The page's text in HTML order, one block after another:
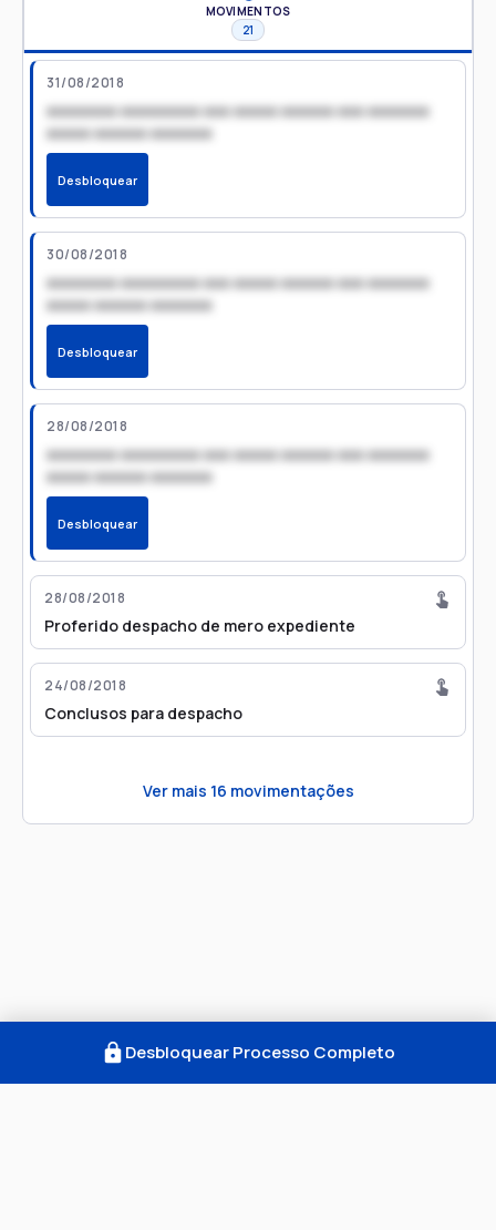
MOVIMENTOS
21
31/08/2018
xxxxxxxx xxxxxxxxx xxx xxxxx xxxxxx xxx xxxxxxx
xxxxx xxxxxx xxxxxxx
Desbloquear
30/08/2018
xxxxxxxx xxxxxxxxx xxx xxxxx xxxxxx xxx xxxxxxx
xxxxx xxxxxx xxxxxxx
Desbloquear
28/08/2018
xxxxxxxx xxxxxxxxx xxx xxxxx xxxxxx xxx xxxxxxx
xxxxx xxxxxx xxxxxxx
Desbloquear
28/08/2018
Proferido despacho de mero expediente
24/08/2018
Conclusos para despacho
Ver mais 16 movimentações
Desbloquear Processo Completo